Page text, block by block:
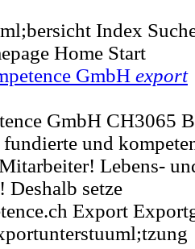
Index
Home Start
GmbH export
GmbH CH3065
und
Lebens-
Deshalb setze
Export